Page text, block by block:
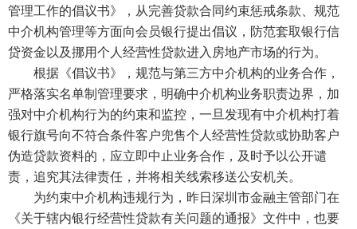
管理工作的倡议书》，从完善贷款合同约束惩戒条款、规范
中介机构管理等方面向会员银行提出倡议，防范套取银行信
贷资金以及挪用个人经营性贷款进入房地产市场的行为。
根据《倡议书》，规范与第三方中介机构的业务合作，
严格落实名单制管理要求，明确中介机构业务职责边界，加
强对中介机构行为的约束和监控，一旦发现有中介机构打着
银行旗号向不符合条件客户兜售个人经营性贷款或协助客户
伪造贷款资料的，应立即中止业务合作，及时予以公开谴
责，追究其法律责任，并将相关线索移送公安机关。
为约束中介机构违规行为，昨日深圳市金融主管部门在
《关于辖内银行经营性贷款有关问题的通报》文件中，也要